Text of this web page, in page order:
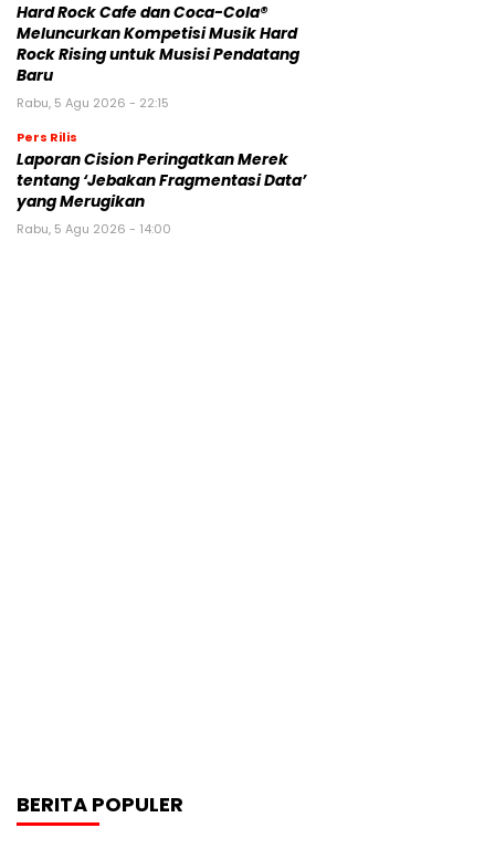
Hard Rock Cafe dan Coca-Cola®
Meluncurkan Kompetisi Musik Hard
Rock Rising untuk Musisi Pendatang
Baru
Rabu, 5 Agu 2026 - 22:15
Pers Rilis
Laporan Cision Peringatkan Merek
tentang ‘Jebakan Fragmentasi Data’
yang Merugikan
Rabu, 5 Agu 2026 - 14:00
BERITA POPULER